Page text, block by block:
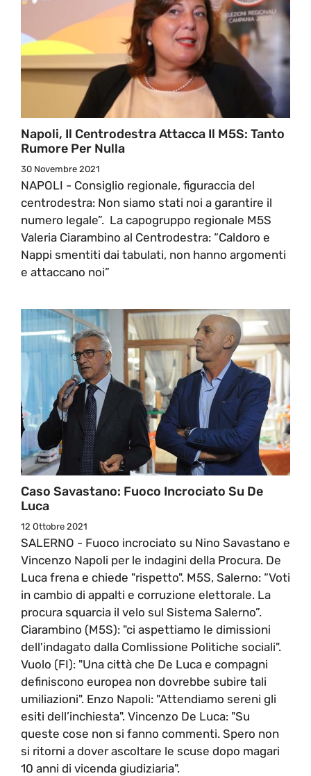
Napoli, Il Centrodestra Attacca Il M5S: Tanto
Rumore Per Nulla
30 Novembre 2021
NAPOLI - Consiglio regionale, figuraccia del
centrodestra: Non siamo stati noi a garantire il
numero legale”. La capogruppo regionale M5S
Valeria Ciarambino al Centrodestra: “Caldoro e
Nappi smentiti dai tabulati, non hanno argomenti
e attaccano noi”
Caso Savastano: Fuoco Incrociato Su De
Luca
12 Ottobre 2021
SALERNO - Fuoco incrociato su Nino Savastano e
Vincenzo Napoli per le indagini della Procura. De
Luca frena e chiede "rispetto". M5S, Salerno: “Voti
in cambio di appalti e corruzione elettorale. La
procura squarcia il velo sul Sistema Salerno”.
Ciarambino (M5S): "ci aspettiamo le dimissioni
dell'indagato dalla Comlissione Politiche sociali".
Vuolo (FI): "Una città che De Luca e compagni
definiscono europea non dovrebbe subire tali
umiliazioni". Enzo Napoli: "Attendiamo sereni gli
esiti dell’inchiesta". Vincenzo De Luca: "Su
queste cose non si fanno commenti. Spero non
si ritorni a dover ascoltare le scuse dopo magari
10 anni di vicenda giudiziaria".